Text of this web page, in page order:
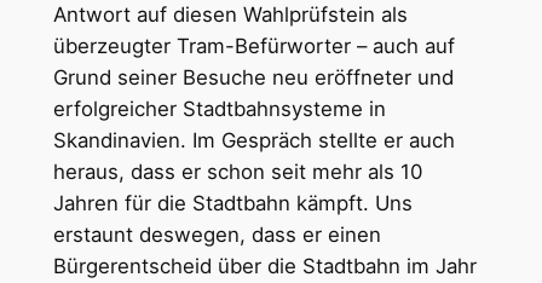
Antwort auf diesen Wahlprüfstein als
überzeugter Tram-Befürworter – auch auf
Grund seiner Besuche neu eröffneter und
erfolgreicher Stadtbahnsysteme in
Skandinavien. Im Gespräch stellte er auch
heraus, dass er schon seit mehr als 10
Jahren für die Stadtbahn kämpft. Uns
erstaunt deswegen, dass er einen
Bürgerentscheid über die Stadtbahn im Jahr